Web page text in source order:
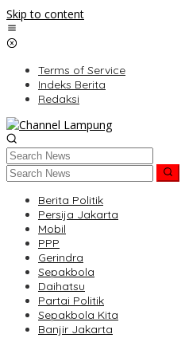
Skip to content
Terms of Service
Indeks Berita
Redaksi
Berita Politik
Persija Jakarta
Mobil
PPP
Gerindra
Sepakbola
Daihatsu
Partai Politik
Sepakbola Kita
Banjir Jakarta